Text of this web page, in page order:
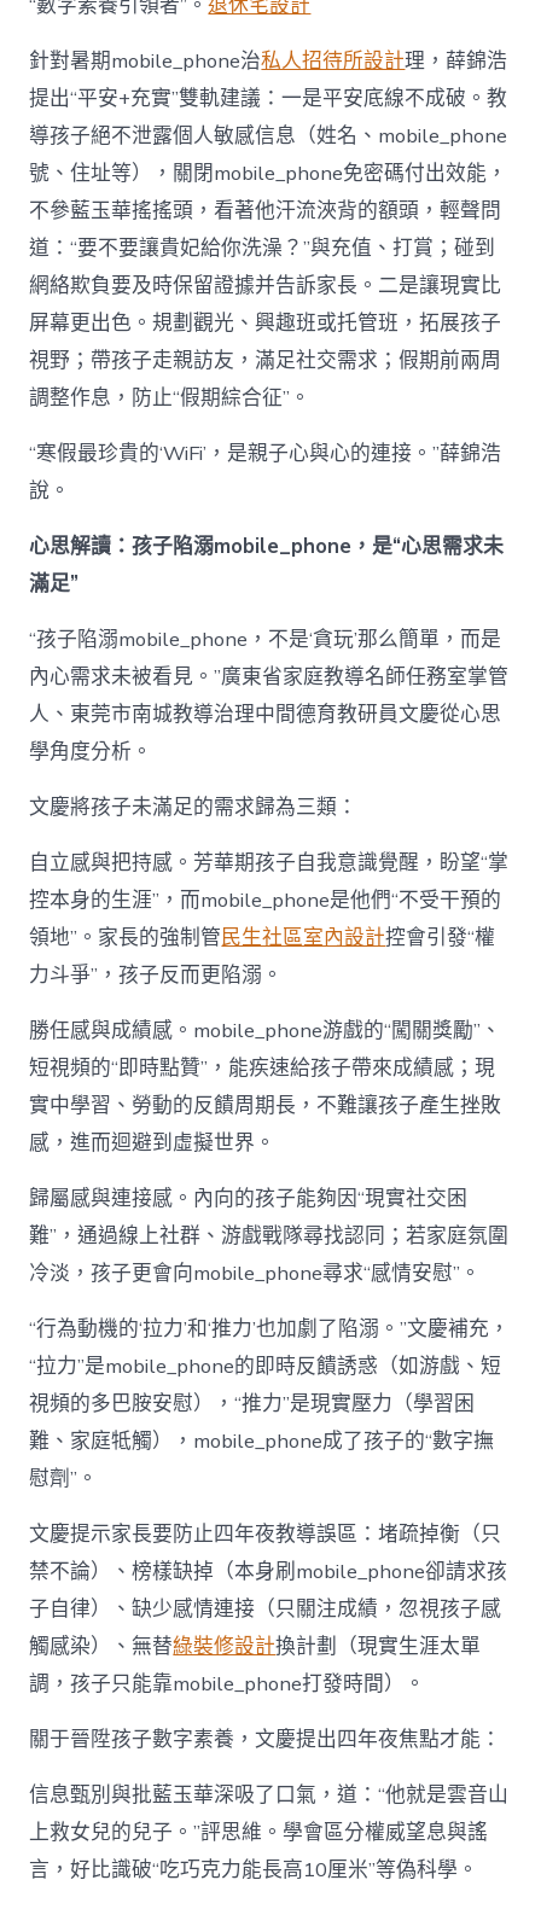
針對暑期mobile_phone治私人招待所設計理，薛錦浩
提出“平安+充實”雙軌建議：一是平安底線不成破。教
導孩子絕不泄露個人敏感信息（姓名、mobile_phone
號、住址等），關閉mobile_phone免密碼付出效能，
不參藍玉華搖搖頭，看著他汗流浹背的額頭，輕聲問
道：“要不要讓貴妃給你洗澡？”與充值、打賞；碰到
網絡欺負要及時保留證據并告訴家長。二是讓現實比
屏幕更出色。規劃觀光、興趣班或托管班，拓展孩子
視野；帶孩子走親訪友，滿足社交需求；假期前兩周
調整作息，防止“假期綜合征”。
“寒假最珍貴的‘WiFi’，是親子心與心的連接。”薛錦浩
說。
心思解讀：孩子陷溺mobile_phone，是“心思需求未
滿足”
“孩子陷溺mobile_phone，不是‘貪玩’那么簡單，而是
內心需求未被看見。”廣東省家庭教導名師任務室掌管
人、東莞市南城教導治理中間德育教研員文慶從心思
學角度分析。
文慶將孩子未滿足的需求歸為三類：
自立感與把持感。芳華期孩子自我意識覺醒，盼望“掌
控本身的生涯”，而mobile_phone是他們“不受干預的
領地”。家長的強制管民生社區室內設計控會引發“權
力斗爭”，孩子反而更陷溺。
勝任感與成績感。mobile_phone游戲的“闖關獎勵”、
短視頻的“即時點贊”，能疾速給孩子帶來成績感；現
實中學習、勞動的反饋周期長，不難讓孩子產生挫敗
感，進而迴避到虛擬世界。
歸屬感與連接感。內向的孩子能夠因“現實社交困
難”，通過線上社群、游戲戰隊尋找認同；若家庭氛圍
冷淡，孩子更會向mobile_phone尋求“感情安慰”。
“行為動機的‘拉力’和‘推力’也加劇了陷溺。”文慶補充，
“拉力”是mobile_phone的即時反饋誘惑（如游戲、短
視頻的多巴胺安慰），“推力”是現實壓力（學習困
難、家庭牴觸），mobile_phone成了孩子的“數字撫
慰劑”。
文慶提示家長要防止四年夜教導誤區：堵疏掉衡（只
禁不論）、榜樣缺掉（本身刷mobile_phone卻請求孩
子自律）、缺少感情連接（只關注成績，忽視孩子感
觸感染）、無替綠裝修設計換計劃（現實生涯太單
調，孩子只能靠mobile_phone打發時間）。
關于晉陞孩子數字素養，文慶提出四年夜焦點才能：
信息甄別與批藍玉華深吸了口氣，道：“他就是雲音山
上救女兒的兒子。”評思維。學會區分權威望息與謠
言，好比識破“吃巧克力能長高10厘米”等偽科學。